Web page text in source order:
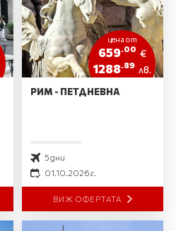
цена от
659.00 €
1288.89 лв.
РИМ - ПЕТДНЕВНА
5 дни
01.10.2026 г.
ВИЖ ОФЕРТАТА